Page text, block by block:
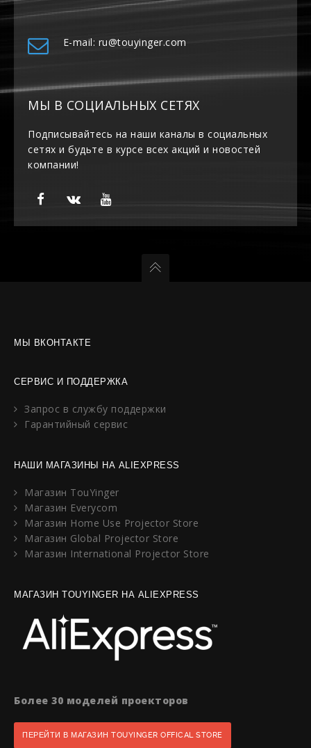
E-mail: ru@touyinger.com
МЫ В СОЦИАЛЬНЫХ СЕТЯХ
Подписывайтесь на наши каналы в социальных
сетях и будьте в курсе всех акций и новостей
компании!
МЫ ВКОНТАКТЕ
СЕРВИС И ПОДДЕРЖКА
Запрос в службу поддержки
Гарантийный сервис
НАШИ МАГАЗИНЫ НА ALIEXPRESS
Магазин TouYinger
Магазин Everycom
Магазин Home Use Projector Store
Магазин Global Projector Store
Магазин International Projector Store
МАГАЗИН TOUYINGER НА ALIEXPRESS
Более 30 моделей проекторов
ПЕРЕЙТИ В МАГАЗИН TOUYINGER OFFICAL STORE